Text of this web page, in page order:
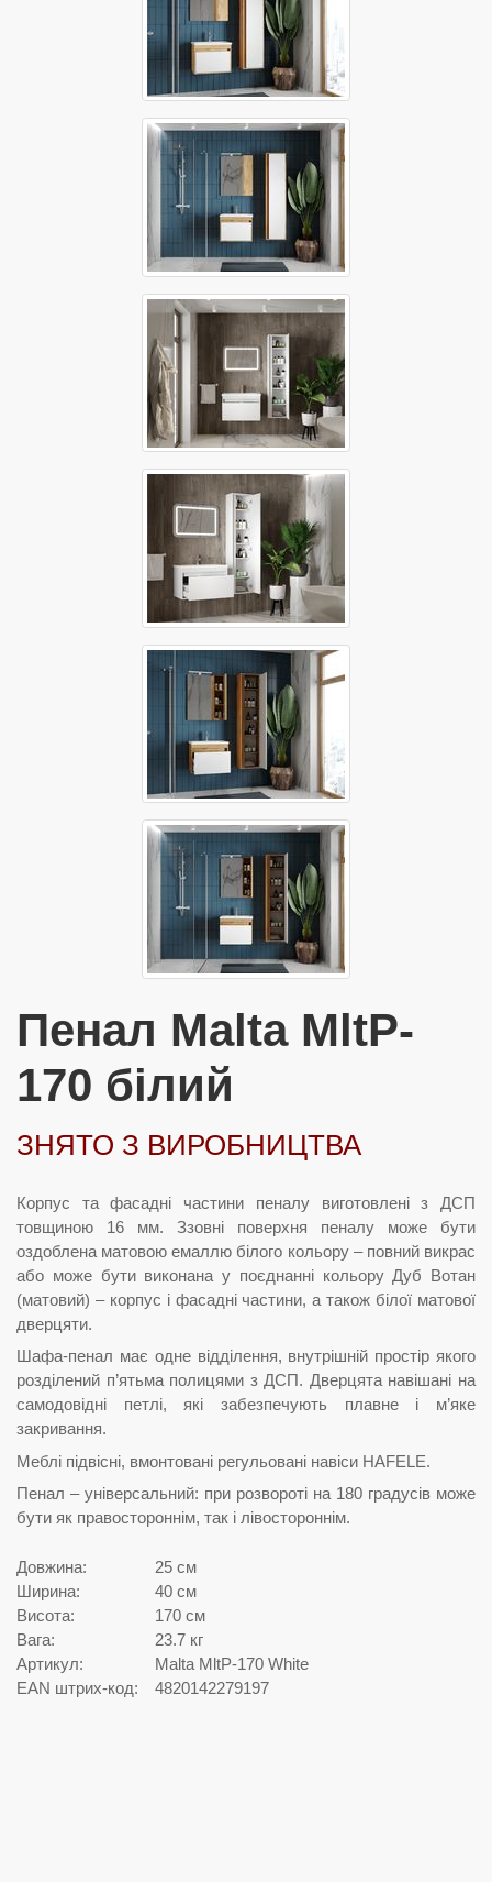
Пенал Malta MltP-
170 білий
ЗНЯТО З ВИРОБНИЦТВА
Корпус та фасадні частини пеналу виготовлені з ДСП
товщиною 16 мм. Ззовні поверхня пеналу може бути
оздоблена матовою емаллю білого кольору – повний викрас
або може бути виконана у поєднанні кольору Дуб Вотан
(матовий) – корпус і фасадні частини, а також білої матової
дверцяти.
Шафа-пенал має одне відділення, внутрішній простір якого
розділений п’ятьма полицями з ДСП. Дверцята навішані на
самодовідні петлі, які забезпечують плавне і м’яке
закривання.
Меблі підвісні, вмонтовані регульовані навіси HAFELE.
Пенал – універсальний: при розвороті на 180 градусів може
бути як правостороннім, так і лівостороннім.
Довжина:
25 см
Ширина:
40 см
Висота:
170 см
Вага:
23.7 кг
Артикул:
Malta MltP-170 White
EAN штрих-код:
4820142279197